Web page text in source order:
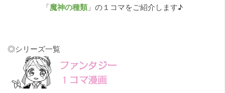
「魔神の種類」の１コマをご紹介します♪
◎シリーズ一覧